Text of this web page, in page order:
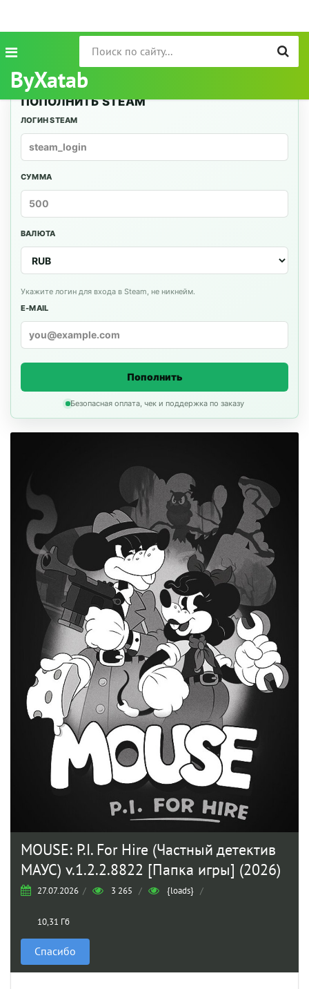
ByXatab
ПОПОЛНИТЬ STEAM
ЛОГИН STEAM
СУММА
ВАЛЮТА
Укажите логин для входа в Steam, не никнейм.
E-MAIL
Пополнить
Безопасная оплата, чек и поддержка по заказу
MOUSE: P.I. For Hire (Частный детектив
МАУС) v.1.2.2.8822 [Папка игры] (2026)
27.07.2026 / 3 265 / {loads} /
10,31 Гб
Спасибо